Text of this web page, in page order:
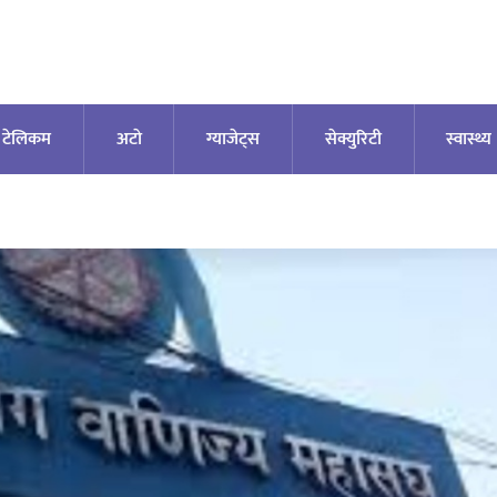
टेलिकम अटाे ग्याजेट्स सेक्युरिटी स्वास्थ्य